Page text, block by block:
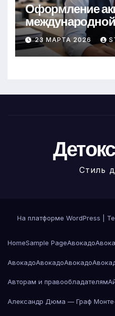
Оформление
23 МАРТА 2026
Стиль
На платформе WordPress
HomeSample PageАвокадо
АвокадоАвокадоАвокадо
Авторам и правообладателям
Александр Дюма — Граф